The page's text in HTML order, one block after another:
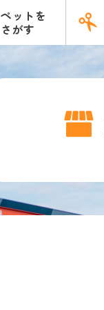
ペットを
さがす